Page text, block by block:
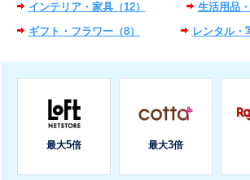
インテリア・家具（12） 生活用品
ギフト・フラワー（8）
レンタル・